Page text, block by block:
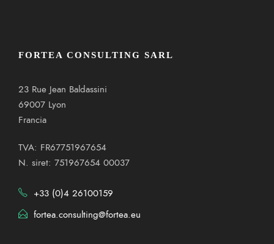
FORTEA CONSULTING SARL
23 Rue Jean Baldassini
69007 Lyon
Francia
TVA: FR67751967654
N. siret: 751967654 00037
+33 (0)4 26100159
fortea.consulting@fortea.eu